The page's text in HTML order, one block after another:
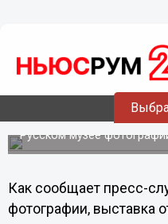
08.10.201308:00
Нижегородцам
Бирмы"
Выставка «Мьянма: все
Русском музее
Как сообщает пресс-
фотографии, выставка